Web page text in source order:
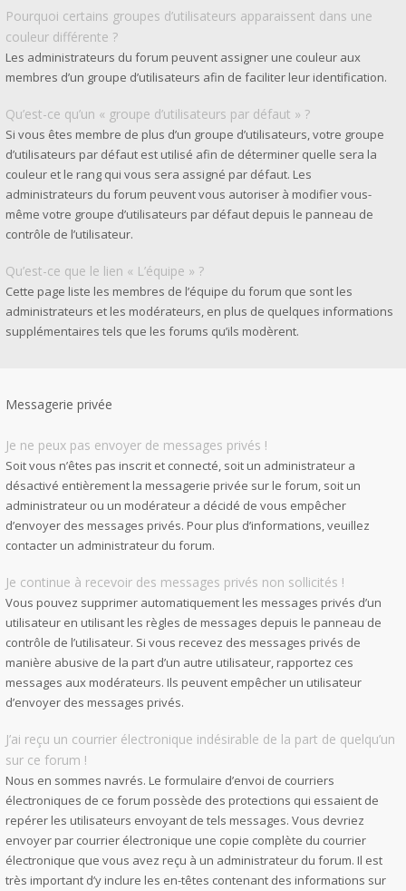
Pourquoi certains groupes d’utilisateurs apparaissent dans une
couleur différente ?
Les administrateurs du forum peuvent assigner une couleur aux
membres d’un groupe d’utilisateurs afin de faciliter leur identification.
Qu’est-ce qu’un « groupe d’utilisateurs par défaut » ?
Si vous êtes membre de plus d’un groupe d’utilisateurs, votre groupe
d’utilisateurs par défaut est utilisé afin de déterminer quelle sera la
couleur et le rang qui vous sera assigné par défaut. Les
administrateurs du forum peuvent vous autoriser à modifier vous-
même votre groupe d’utilisateurs par défaut depuis le panneau de
contrôle de l’utilisateur.
Qu’est-ce que le lien « L’équipe » ?
Cette page liste les membres de l’équipe du forum que sont les
administrateurs et les modérateurs, en plus de quelques informations
supplémentaires tels que les forums qu’ils modèrent.
Messagerie privée
Je ne peux pas envoyer de messages privés !
Soit vous n’êtes pas inscrit et connecté, soit un administrateur a
désactivé entièrement la messagerie privée sur le forum, soit un
administrateur ou un modérateur a décidé de vous empêcher
d’envoyer des messages privés. Pour plus d’informations, veuillez
contacter un administrateur du forum.
Je continue à recevoir des messages privés non sollicités !
Vous pouvez supprimer automatiquement les messages privés d’un
utilisateur en utilisant les règles de messages depuis le panneau de
contrôle de l’utilisateur. Si vous recevez des messages privés de
manière abusive de la part d’un autre utilisateur, rapportez ces
messages aux modérateurs. Ils peuvent empêcher un utilisateur
d’envoyer des messages privés.
J’ai reçu un courrier électronique indésirable de la part de quelqu’un
sur ce forum !
Nous en sommes navrés. Le formulaire d’envoi de courriers
électroniques de ce forum possède des protections qui essaient de
repérer les utilisateurs envoyant de tels messages. Vous devriez
envoyer par courrier électronique une copie complète du courrier
électronique que vous avez reçu à un administrateur du forum. Il est
très important d’y inclure les en-têtes contenant des informations sur